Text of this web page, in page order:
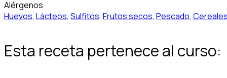
Alérgenos
Huevos, Lácteos, Sulfitos, Frutos secos, Pescado,
Esta receta pertenece al curso: